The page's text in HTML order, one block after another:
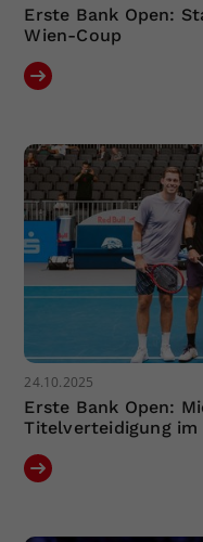
Erste Bank Open:
Wien-Coup
24.10.2025
Erste Bank Open:
Titelverteidigung im